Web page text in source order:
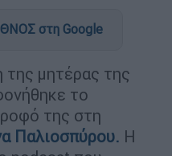
στη Google
της μητέρας της
το
της στη
Παλιοσπύρου. Η